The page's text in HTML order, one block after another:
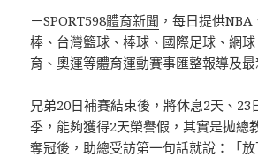
－SPORT598體育新聞 ，每日提供
棒、台灣籃球、棒球、國際足球、網
育、奧運等體育運動賽事匯整報導及
兄弟20日補賽結束後，將休息2天、23
季，能夠獲得2天榮譽假，其實是拋總
奪冠後，助總受訪第一句話就說：「